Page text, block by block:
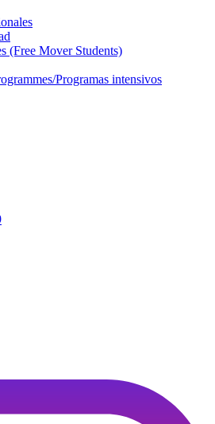
(Free Mover Students)
Programas intensivos